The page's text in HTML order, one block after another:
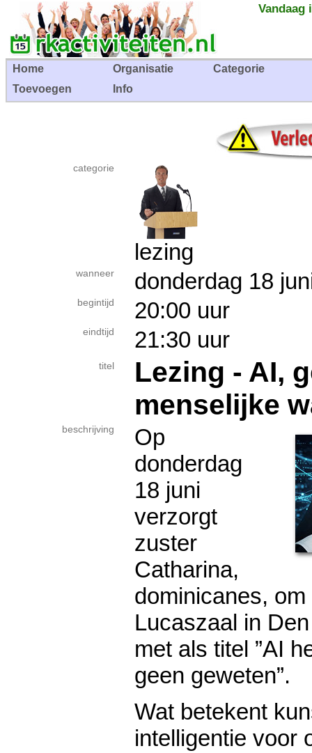
Vandaag
Home Organisatie
Categorie
Toevoegen
Info
categorie
lezing
wanneer donderdag 18
begintijd 20:00 uur
eindtijd 21:30 uur
titel
Lezing - AI,
menselijke
beschrijving
Op
donderdag
18 juni
verzorgt
zuster
Catharina,
dominicanes,
Lucaszaal in
met als titel ”AI
geen geweten”.
Wat betekent
intelligentie voor